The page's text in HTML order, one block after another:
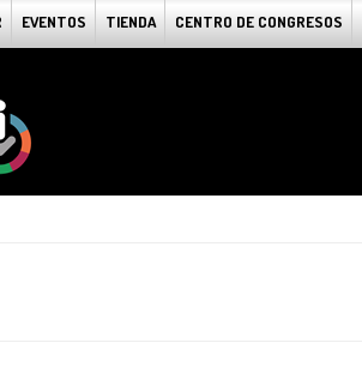
EVENTOS TIENDA CENTRO DE CONGRESOS